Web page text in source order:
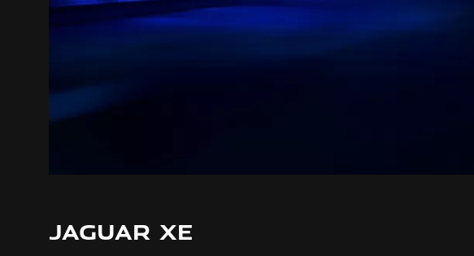
JAGUAR XE